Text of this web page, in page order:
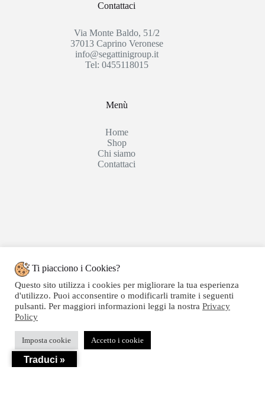
Contattaci
Via Monte Baldo, 51/2
37013 Caprino Veronese
info@segattinigroup.it
Tel: 0455118015
Menù
Home
Shop
Chi siamo
Contattaci
Copyright © 2020 SEGATTINI GROUP SRL - Web
powered by Dylog Italia S.p.a. - P.IVA 04550820239
Privacy
Ti piacciono i Cookies?
Questo sito utilizza i cookies per migliorare la tua esperienza
d'utilizzo. Puoi acconsentire o modificarli tramite i seguenti
pulsanti. Per maggiori informazioni leggi la nostra Privacy
Policy
Imposta cookie Accetto i cookie
Traduci »